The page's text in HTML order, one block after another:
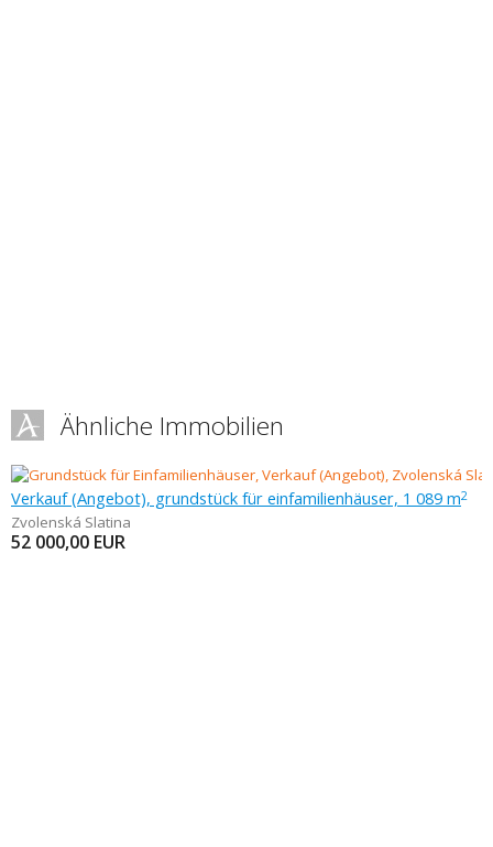
Ähnliche Immobilien
Verkauf (Angebot), grundstück für einfamilienhäuser, 1 089 m2
Zvolenská Slatina
52 000,00 EUR